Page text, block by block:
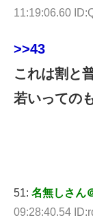
11:19:06.60
>>43
これは割と
若いっての
51: 名無しさん
09:28:40.54